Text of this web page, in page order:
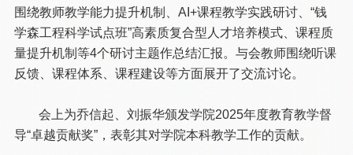
围绕教师教学能力提升机制、AI+课程教学实践研讨、“钱
学森工程科学试点班”高素质复合型人才培养模式、课程质
量提升机制等4个研讨主题作总结汇报。与会教师围绕听课
反馈、课程体系、课程建设等方面展开了交流讨论。
会上为乔信起、刘振华颁发学院2025年度教育教学督
导“卓越贡献奖”，表彰其对学院本科教学工作的贡献。